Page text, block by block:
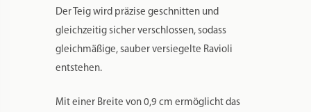
Der Teig wird präzise geschnitten und
gleichzeitig sicher verschlossen, sodass
gleichmäßige, sauber versiegelte Ravioli
entstehen.
Mit einer Breite von 0,9 cm ermöglicht das